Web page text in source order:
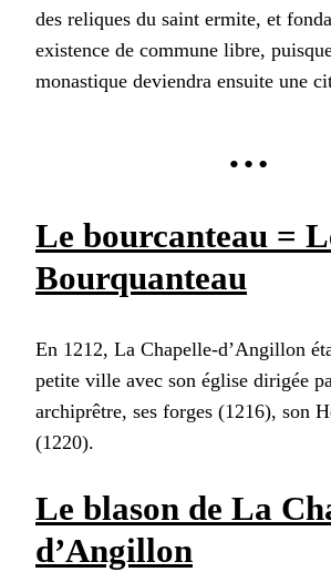
des reliques du saint ermite, et
existence de commune libre,
monastique deviendra ensuite une
…
Le bourcanteau =
Bourquanteau
En 1212, La Chapelle-d’Angillon
petite ville avec son église dirigée
archiprêtre, ses forges (1216), son
(1220).
Le blason de La
d’Angillon